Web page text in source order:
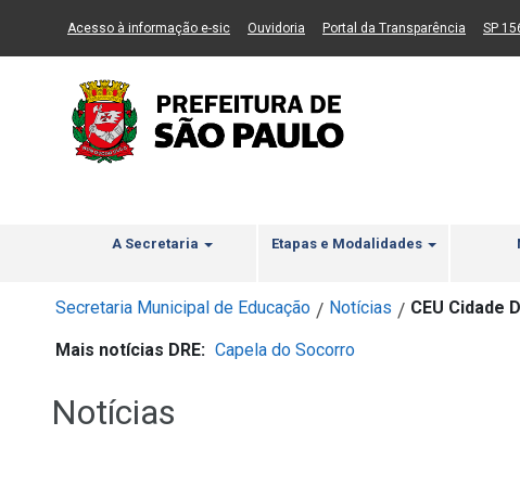
Ir ao Conteúdo Ir para menu principal 2 Ir para busca Ir
Acesso à informação e-sic(Link para um novo sítio)
Ouvidoria (Link para um novo sítio)
Portal da Transparência (Link
SP
A Secretaria Etapas e Modalidades
Secretaria Municipal de Educação / Notícias / CEU Cidade
Mais notícias DRE: Capela do Socorro
Notícias